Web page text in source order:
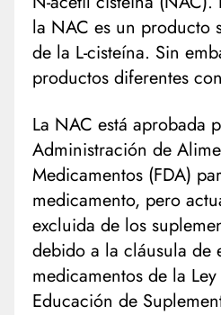
la NAC es un producto
de la L-cisteína. Sin
productos diferentes
La NAC está aprobada
Administración de
Medicamentos (FDA)
medicamento, pero
excluida de los
debido a la cláusula de
medicamentos de la
Educación de